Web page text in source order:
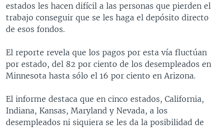
estados les hacen difícil a las personas que pierden el
trabajo conseguir que se les haga el depósito directo
de esos fondos.
El reporte revela que los pagos por esta vía fluctúan
por estado, del 82 por ciento de los desempleados en
Minnesota hasta sólo el 16 por ciento en Arizona.
El informe destaca que en cinco estados, California,
Indiana, Kansas, Maryland y Nevada, a los
desempleados ni siquiera se les da la posibilidad de